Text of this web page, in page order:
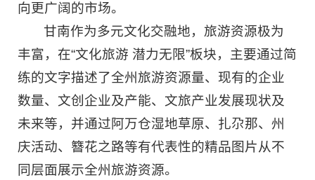
向更广阔的市场。
甘南作为多元文化交融地，旅游资源极为
丰富，在“文化旅游 潜力无限”板块，主要通过简
练的文字描述了全州旅游资源量、现有的企业
数量、文创企业及产能、文旅产业发展现状及
未来等，并通过阿万仓湿地草原、扎尕那、州
庆活动、簪花之路等有代表性的精品图片从不
同层面展示全州旅游资源。